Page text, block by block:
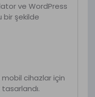
ve WordPress
bir şekilde
mobil cihazlar için